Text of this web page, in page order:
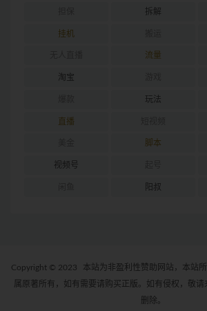
拆解
挂机
流量
淘宝
玩法
直播
脚本
视频号
阳叔
Copyright © 2023
本站为非盈利性赞助网站，本站
属原著所有，如有需要请购买正版。如有侵权，敬
删除。